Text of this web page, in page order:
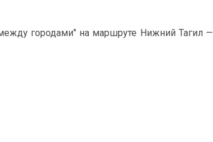
городами" на маршруте Нижний Тагил —